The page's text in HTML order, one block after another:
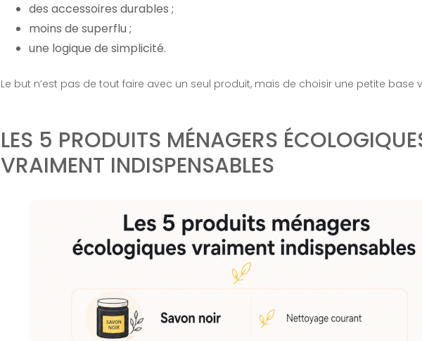
des accessoires durables ;
moins de superflu ;
une logique de simplicité.
Le but n’est pas de tout faire avec un seul produit, mais de choisir une petite base
LES 5 PRODUITS MÉNAGERS
VRAIMENT INDISPENSABLES